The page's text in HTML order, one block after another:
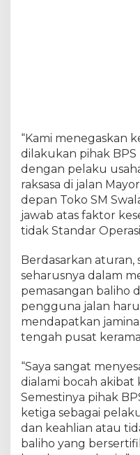
“Kami menegaskan
dilakukan pihak BPS
dengan pelaku
raksasa di jalan
depan Toko SM
jawab atas faktor
tidak Standar
Berdasarkan aturan,
seharusnya dalam
pemasangan baliho
pengguna jalan
mendapatkan
tengah pusat
“Saya sangat
dialami bocah akibat
Semestinya pihak
ketiga sebagai
dan keahlian atau
baliho yang